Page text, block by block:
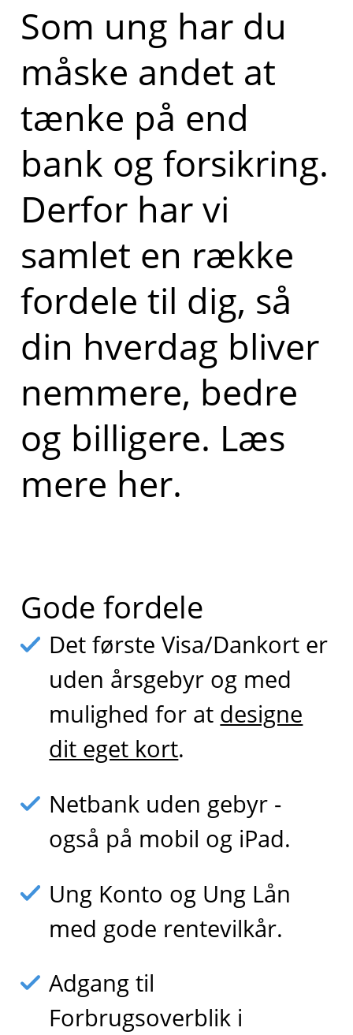
Som ung har du
måske andet at
tænke på end
bank og forsikring.
Derfor har vi
samlet en række
fordele til dig, så
din hverdag bliver
nemmere, bedre
og billigere. Læs
mere her.
Gode fordele
Det første Visa/Dankort er
uden årsgebyr og med
mulighed for at designe
dit eget kort.
Netbank uden gebyr -
også på mobil og iPad.
Ung Konto og Ung Lån
med gode rentevilkår.
Adgang til
Forbrugsoverblik i